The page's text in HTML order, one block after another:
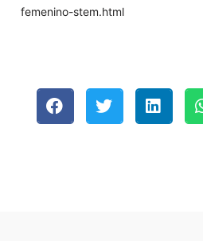
femenino-stem.html